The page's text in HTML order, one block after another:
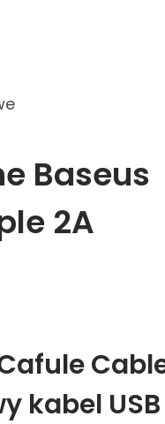
Baseus
2A
kabel